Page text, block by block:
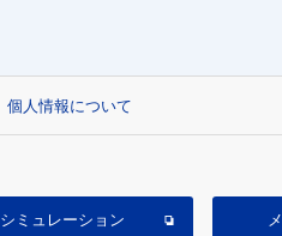
個人情報について
シミュレーション